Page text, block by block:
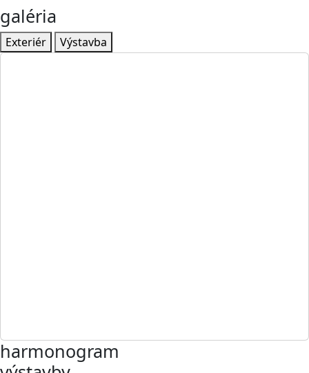
galéria
Exteriér Výstavba
harmonogram